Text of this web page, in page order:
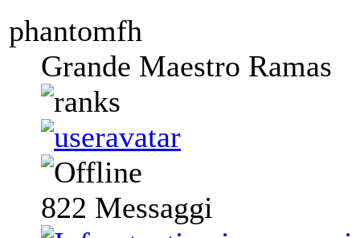
phantomfh
Grande Maestro Ramas
822 Messaggi